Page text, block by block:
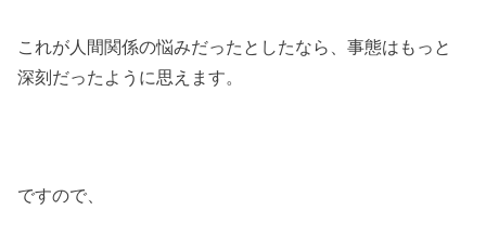
これが人間関係の悩みだったとしたなら、事態はもっと
深刻だったように思えます。
ですので、